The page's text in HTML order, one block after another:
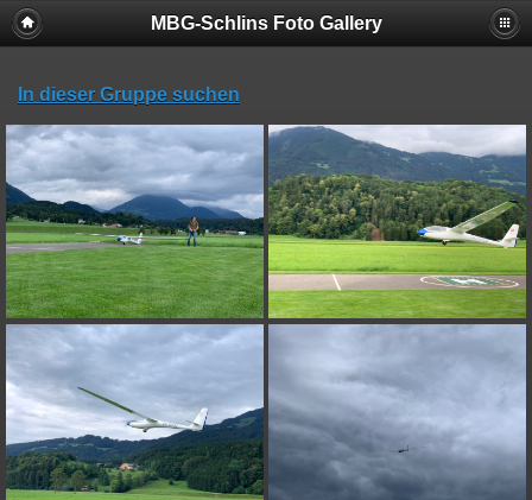
MBG-Schlins Foto Gallery
In dieser Gruppe suchen